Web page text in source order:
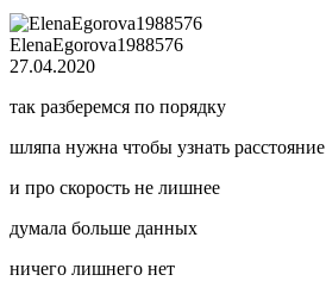
ElenaEgorova1988576
27.04.2020
так разберемся по порядку
шляпа нужна чтобы узнать расстояние
и про скорость не лишнее
думала больше данных
ничего лишнего нет